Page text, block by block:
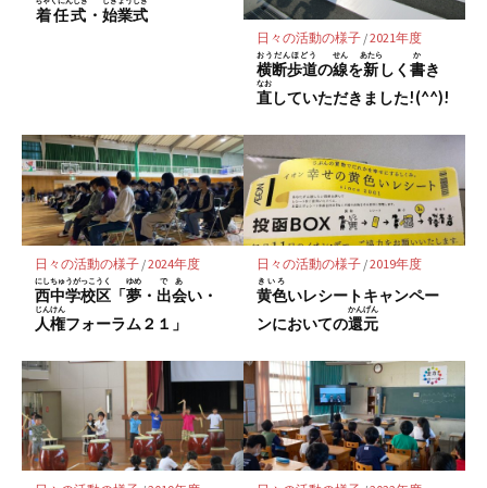
存
着任式 ・ 始業式
日々の活動の様子/2021年度
横断歩道
おうだんほどう
の線
せん
を新
あたら
しく 書
か
き
直
なお
していただきました!(^^)!
日々の活動の様子/2024年度
西中学校区
にしちゅうがっこうく
「夢
ゆめ
・ 出会
であ
い・
人権
じんけん
フォーラム２１」
日々の活動の様子/2019年度
黄色
きいろ
いレシートキャンペー
ンにおいての還元
かんげん